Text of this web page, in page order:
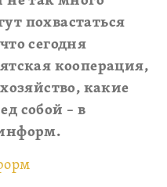
похвастаться
сегодня
кооперация,
какие
собой – в